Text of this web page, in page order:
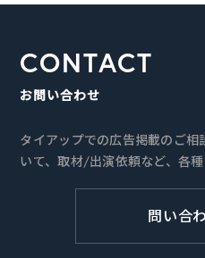
CONTACT
お問い合わせ
タイアップでの広告掲載のご
いて、取材/出演依頼など、各
問い合